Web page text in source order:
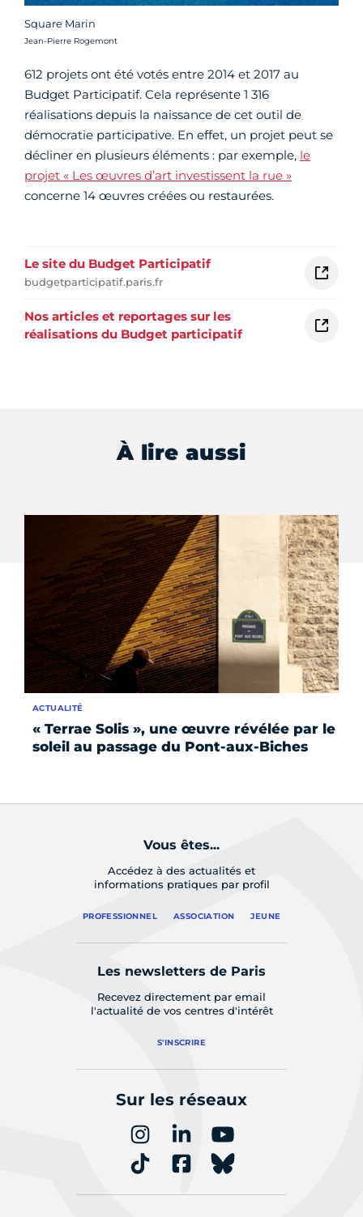
Square Marin
Crédit photo :
Jean-Pierre Rogemont
612 projets ont été votés entre 2014 et 2017 au
Budget Participatif. Cela représente 1 316
réalisations depuis la naissance de cet outil de
démocratie participative. En effet, un projet peut se
décliner en plusieurs éléments : par exemple, le
projet « Les œuvres d’art investissent la rue »
concerne 14 œuvres créées ou restaurées.
Le site du Budget Participatif
budgetparticipatif.paris.fr
Nos articles et reportages sur les
réalisations du Budget participatif
À lire aussi
« Terrae Solis », une œuvre révélée par le
soleil au passage du Pont-aux-Biches
ACTUALITÉ
Vous êtes...
Accédez à des actualités et
informations pratiques par profil
PROFESSIONNEL ASSOCIATION JEUNE
Les newsletters de Paris
Recevez directement par email
l'actualité de vos centres d'intérêt
S'INSCRIRE
Sur les réseaux